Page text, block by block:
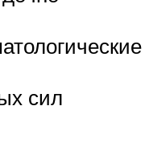
сил